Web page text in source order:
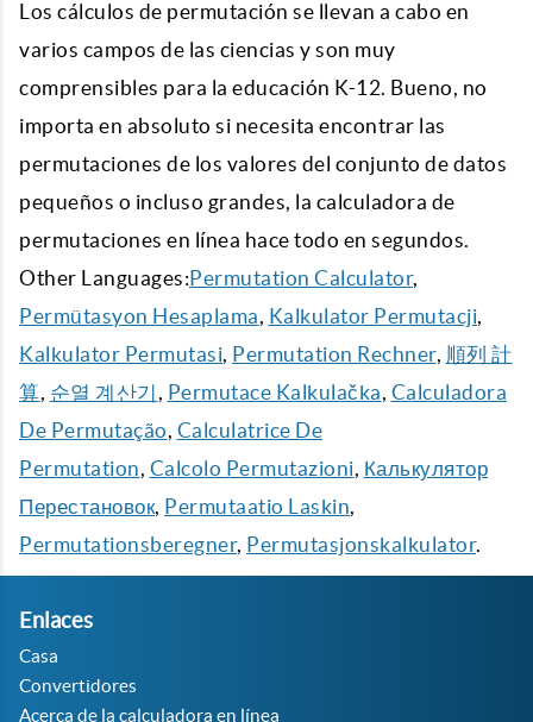
Los cálculos de permutación se llevan a cabo en
varios campos de las ciencias y son muy
comprensibles para la educación K-12. Bueno, no
importa en absoluto si necesita encontrar las
permutaciones de los valores del conjunto de datos
pequeños o incluso grandes, la calculadora de
permutaciones en línea hace todo en segundos.
Other Languages:Permutation Calculator,
Permütasyon Hesaplama, Kalkulator Permutacji,
Kalkulator Permutasi, Permutation Rechner, 順列 計
算, 순열 계산기 , Permutace Kalkulačka, Calculadora
De Permutação, Calculatrice De
Permutation, Calcolo Permutazioni, Калькулятор
Перестановок, Permutaatio Laskin,
Permutationsberegner, Permutasjonskalkulator.
Enlaces
Casa
Convertidores
Acerca de la calculadora en línea